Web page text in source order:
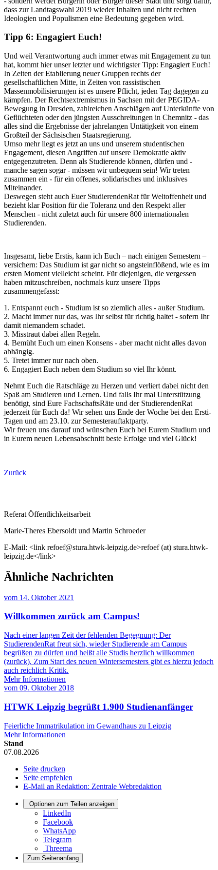
dass zur Landtagswahl 2019 wieder Inhalten und nicht rechten
Ideologien und Populismen eine Bedeutung gegeben wird.
Tipp 6: Engagiert Euch!
Und weil Verantwortung auch immer etwas mit Engagement zu tun
hat, kommt hier unser letzter und wichtigster Tipp: Engagiert Euch!
In Zeiten der Etablierung neuer Gruppen rechts der
gesellschaftlichen Mitte, in Zeiten von rassistischen
Massenmobilisierungen ist es unsere Pflicht, jeden Tag dagegen zu
kämpfen. Der Rechtsextremismus in Sachsen mit der PEGIDA-
Bewegung in Dresden, zahlreichen Anschlägen auf Unterkünfte von
Geflüchteten oder den jüngsten Ausschreitungen in Chemnitz - das
alles sind die Ergebnisse der jahrelangen Untätigkeit von einem
Großteil der Sächsischen Staatsregierung.
Umso mehr liegt es jetzt an uns und unserem studentischen
Engagement, diesen Angriffen auf unsere Demokratie aktiv
entgegenzutreten. Denn als Studierende können, dürfen und -
manche sagen sogar - müssen wir unbequem sein! Wir treten
zusammen ein - für ein offenes, solidarisches und inklusives
Miteinander.
Deswegen steht auch Euer StudierendenRat für Weltoffenheit und
bezieht klar Position für die Toleranz und den Respekt aller
Menschen - nicht zuletzt auch für unsere 800 internationalen
Studierenden.
Insgesamt, liebe Erstis, kann ich Euch – nach einigen Semestern –
versichern: Das Studium ist gar nicht so angsteinflößend, wie es im
ersten Moment vielleicht scheint. Für diejenigen, die vergessen
haben mitzuschreiben, nochmals kurz unsere Tipps
zusammengefasst:
1. Entspannt euch - Studium ist so ziemlich alles - außer Studium.
2. Macht immer nur das, was Ihr selbst für richtig haltet - sofern Ihr
damit niemandem schadet.
3. Misstraut dabei allen Regeln.
4. Bemüht Euch um einen Konsens - aber macht nicht alles davon
abhängig.
5. Tretet immer nur nach oben.
6. Engagiert Euch neben dem Studium so viel Ihr könnt.
Nehmt Euch die Ratschläge zu Herzen und verliert dabei nicht den
Spaß am Studieren und Lernen. Und falls Ihr mal Unterstützung
benötigt, sind Eure FachschaftsRäte und der StudierendenRat
jederzeit für Euch da! Wir sehen uns Ende der Woche bei den Ersti-
Tagen und am 23.10. zur Semesterauftaktparty.
Wir freuen uns darauf und wünschen Euch bei Eurem Studium und
in Eurem neuen Lebensabschnitt beste Erfolge und viel Glück!
Zurück
Referat Öffentlichkeitsarbeit
Marie-Theres Ebersoldt und Martin Schroeder
E-Mail: <link refoef@stura.htwk-leipzig.de>refoef (at) stura.htwk-
leipzig.de</link>
Ähnliche Nachrichten
vom 14. Oktober 2021
Willkommen zurück am Campus!
Nach einer langen Zeit der fehlenden Begegnung: Der
StudierendenRat freut sich, wieder Studierende am Campus
begrüßen zu dürfen und heißt alle Studis herzlich willkommen
(zurück). Zum Start des neuen Wintersemesters gibt es hierzu jedoch
auch reichlich Kritik.
Mehr Informationen
vom 09. Oktober 2018
HTWK Leipzig begrüßt 1.900 Studienanfänger
Feierliche Immatrikulation im Gewandhaus zu Leipzig
Mehr Informationen
Stand
07.08.2026
Seite drucken
Seite empfehlen
E-Mail an Redaktion: Zentrale Webredaktion
Optionen zum Teilen anzeigen
LinkedIn
Facebook
WhatsApp
Telegram
Threema
Zum Seitenanfang